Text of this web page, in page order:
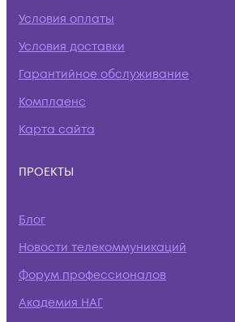
Условия оплаты
Условия доставки
Гарантийное обслуживание
Комплаенс
Карта сайта
ПРОЕКТЫ
Блог
Новости телекоммуникаций
Форум профессионалов
Академия НАГ